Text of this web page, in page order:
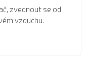
zvednout se od
vzduchu.